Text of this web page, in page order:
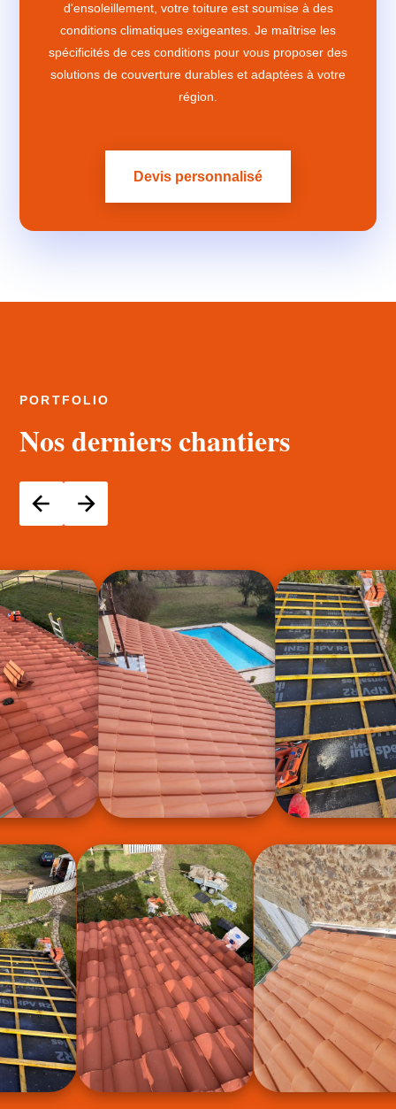
d'ensoleillement, votre toiture est soumise à des
conditions climatiques exigeantes. Je maîtrise les
spécificités de ces conditions pour vous proposer des
solutions de couverture durables et adaptées à votre
région.
Devis personnalisé
PORTFOLIO
Nos derniers chantiers